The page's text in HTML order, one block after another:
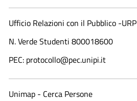
Ufficio Relazioni con il Pubblico -URP
N. Verde Studenti 800018600​
PEC: protocollo@pec.unipi.it
Unimap - Cerca Persone